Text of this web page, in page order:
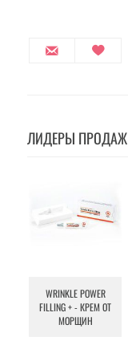
ЛИДЕРЫ ПРОДАЖ
WRINKLE POWER
FILLING + - КРЕМ ОТ
МОРЩИН